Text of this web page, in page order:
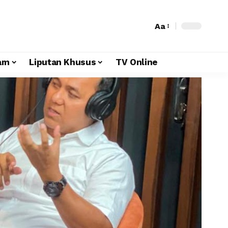
Aa
Liputan Khusus TV Online